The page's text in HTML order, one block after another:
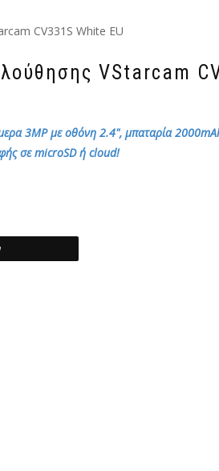
CV331S White EU
VStarcam
3MP με οθόνη 2.4", μπαταρία
σε microSD ή cloud!